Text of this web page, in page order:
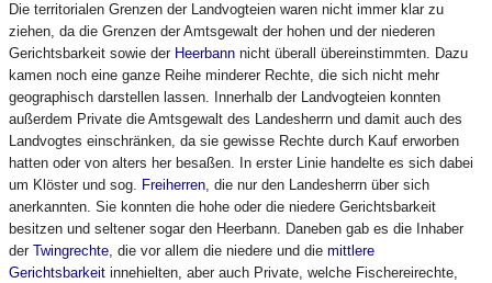
Die territorialen Grenzen der Landvogteien waren nicht immer klar zu
ziehen, da die Grenzen der Amtsgewalt der hohen und der niederen
Gerichtsbarkeit sowie der Heerbann nicht überall übereinstimmten. Dazu
kamen noch eine ganze Reihe minderer Rechte, die sich nicht mehr
geographisch darstellen lassen. Innerhalb der Landvogteien konnten
außerdem Private die Amtsgewalt des Landesherrn und damit auch des
Landvogtes einschränken, da sie gewisse Rechte durch Kauf erworben
hatten oder von alters her besaßen. In erster Linie handelte es sich dabei
um Klöster und sog. Freiherren, die nur den Landesherrn über sich
anerkannten. Sie konnten die hohe oder die niedere Gerichtsbarkeit
besitzen und seltener sogar den Heerbann. Daneben gab es die Inhaber
der Twingrechte, die vor allem die niedere und die mittlere
Gerichtsbarkeit innehielten, aber auch Private, welche Fischereirechte,